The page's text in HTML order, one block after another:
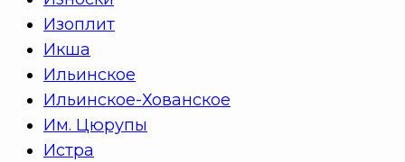
Изоплит
Икша
Ильинское
Ильинское-Хованское
Им. Цюрупы
Истра